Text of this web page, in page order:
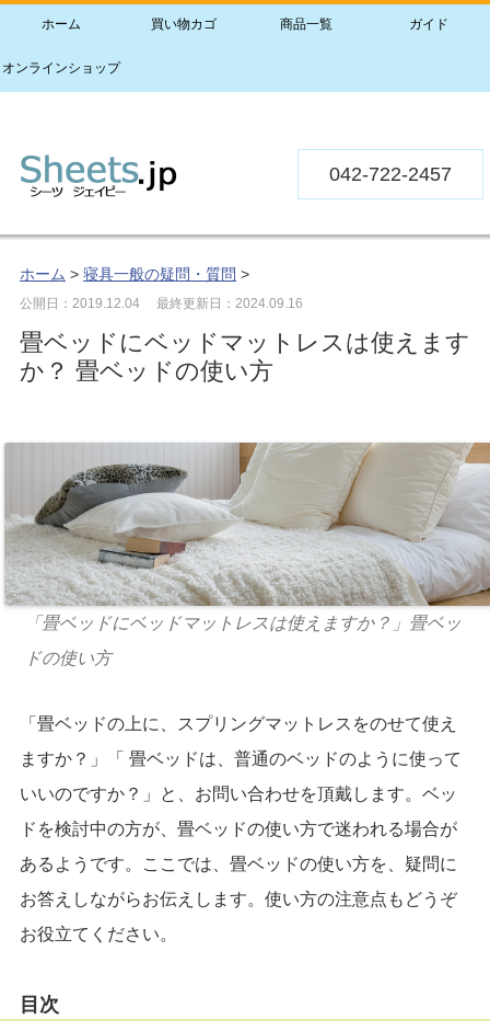
ホーム 買い物カゴ 商品一覧 ガイド
オンラインショップ
042-722-2457
ホーム > 寝具一般の疑問・質問 >
公開日：2019.12.04 最終更新日：2024.09.16
畳ベッドにベッドマットレスは使えます
か？ 畳ベッドの使い方
「畳ベッドにベッドマットレスは使えますか？」畳ベッ
ドの使い方
「畳ベッドの上に、スプリングマットレスをのせて使え
ますか？」「 畳ベッドは、普通のベッドのように使って
いいのですか？」と、お問い合わせを頂戴します。ベッ
ドを検討中の方が、畳ベッドの使い方で迷われる場合が
あるようです。ここでは、畳ベッドの使い方を、疑問に
お答えしながらお伝えします。使い方の注意点もどうぞ
お役立てください。
目次